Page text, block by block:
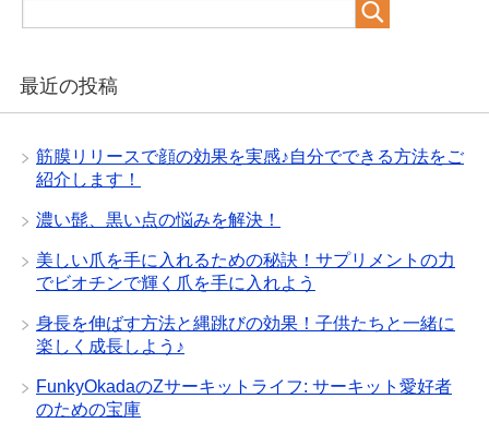
最近の投稿
筋膜リリースで顔の効果を実感♪自分でできる方法をご
紹介します！
濃い髭、黒い点の悩みを解決！
美しい爪を手に入れるための秘訣！サプリメントの力
でビオチンで輝く爪を手に入れよう
身長を伸ばす方法と縄跳びの効果！子供たちと一緒に
楽しく成長しよう♪
FunkyOkadaのZサーキットライフ: サーキット愛好者
のための宝庫